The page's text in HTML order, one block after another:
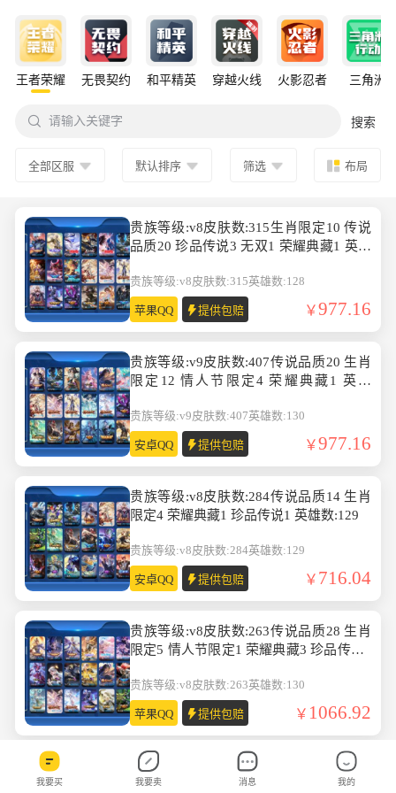
王者荣耀 无畏契约 和平精英 穿越火线 火影忍者 三角洲
 请输入关键字 搜索
全部区服 默认排序 筛选 布局
贵族等级:v8皮肤数:315生肖限定10 传说
品质20 珍品传说3 无双1 荣耀典藏1 英雄
贵族等级:v8皮肤数:315英雄数:128
苹果QQ 提供包赔 977.16
贵族等级:v9皮肤数:407传说品质20 生肖
限定12 情人节限定4 荣耀典藏1 英雄
贵族等级:v9皮肤数:407英雄数:130
安卓QQ 提供包赔 977.16
贵族等级:v8皮肤数:284传说品质14 生肖
限定4 荣耀典藏1 珍品传说1 英雄数:129
贵族等级:v8皮肤数:284英雄数:129
安卓QQ 提供包赔 716.04
贵族等级:v8皮肤数:263传说品质28 生肖
限定5 情人节限定1 荣耀典藏3 珍品传说4
贵族等级:v8皮肤数:263英雄数:130
苹果QQ 提供包赔 1066.92
贵族等级:v8皮肤数:422生肖限定8 情人节
限定3 传说品质25 荣耀典藏3 珍品传说1
我要买 我要卖 消息 我的